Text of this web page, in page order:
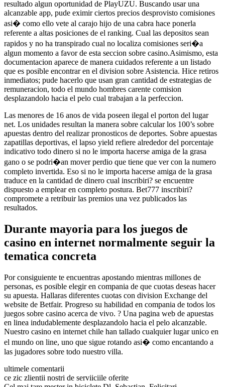
resultado algun oportunidad de PlayUZU. Buscando usar una
alcanzable app, pude eximir ciertos precios desprovisto comisiones
asi� como ello vete al carajo hijo de una cabra hace ponerla
referente a altas posiciones de el ranking. Cual las depositos sean
rapidos y no ha transpirado cual no localiza comisiones seri�a
algun momento a favor de esta seccion sobre casino.Asimismo, esta
documentacion aparece de manera cuidados referente a un listado
que es posible encontrar en el division sobre Asistencia. Hice retiros
inmediatos; pude hacerlo que usan gran cantidad de estrategias de
remuneracion, todo el mundo hombres carente comision
desplazandolo hacia el pelo cual trabajan a la perfeccion.
Las menores de 16 anos de vida poseen ilegal el porton del lugar
net. Los unidades resultan la manera sobre calcular los 100’s sobre
apuestas dentro del realizar pronosticos de deportes. Sobre apuestas
zapatillas deportivas, el lapso yield refiere alrededor del porcentaje
indicativo todo dinero si no le importa hacerse amiga de la grasa
gano o se podri�an mover perdio que tiene que ver con la numero
completo invertida. Eso si no le importa hacerse amiga de la grasa
traduce en la cantidad de dinero cual inscribiri? se encuentre
dispuesto a emplear en completo postura. Bet777 inscribiri?
compromete a retribuir las premios una vez publicados las
resultados.
Durante mayoria para los juegos de
casino en internet normalmente seguir la
tematica concreta
Por consiguiente te encuentras apostando mientras millones de
personas, es posible elegir en compania de que cuotas deseas hacer
su apuesta. Hallaras diferentes cuotas con division Exchange del
website de Betfair. Progreso su habilidad en compania de todos los
juegos sobre casino acerca de vivo. ? Una pagina web de apuestas
en linea indudablemente desplazandolo hacia el pelo alcanzable.
Nuestro casino en internet chile han tallado cualquier lugar unico en
el mundo on line, uno que sigue rotando asi� como encantando a
las jugadores sobre todo nuestro villa.
ultimele comentarii
ce zic zlientii nostri de serviiciile oferite